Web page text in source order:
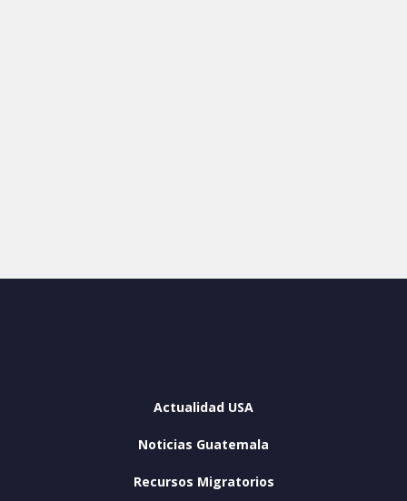
Actualidad USA
Noticias Guatemala
Recursos Migratorios